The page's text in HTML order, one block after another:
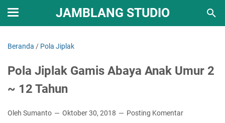
JAMBLANG STUDIO
Beranda / Pola Jiplak
Pola Jiplak Gamis Abaya Anak Umur 2
~ 12 Tahun
Oleh Sumanto Oktober 30, 2018 Posting Komentar